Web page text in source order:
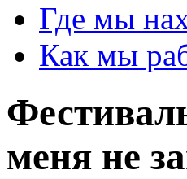
Где мы
Как мы
меня не